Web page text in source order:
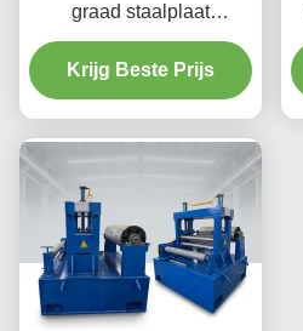
graad staalplaat
snijmachine
automatisering spoel
slitter 100m/min
Krijg Beste Prijs